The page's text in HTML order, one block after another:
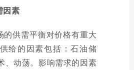
因素
的供需平衡对价格有重大
给的因素包括：石油储
、动荡。影响需求的因素